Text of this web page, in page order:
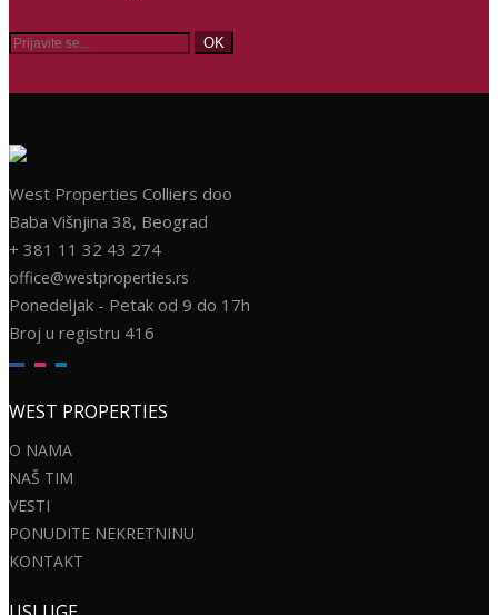
OK
West Properties Colliers doo
Baba Višnjina 38, Beograd
+ 381 11 32 43 274
office@westproperties.rs
Ponedeljak - Petak od 9 do 17h
Broj u registru 416
WEST PROPERTIES
O NAMA
NAŠ TIM
VESTI
PONUDITE NEKRETNINU
KONTAKT